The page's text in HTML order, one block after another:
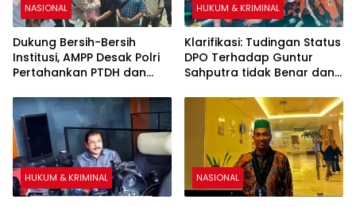
NASIONAL
Dukung Bersih-Bersih
Institusi, AMPP Desak Polri
Pertahankan PTDH dan
HUKUM & KRIMINAL
Klarifikasi: Tudingan Status
DPO Terhadap Guntur
Sahputra tidak Benar dan
HUKUM & KRIMINAL NASIONAL